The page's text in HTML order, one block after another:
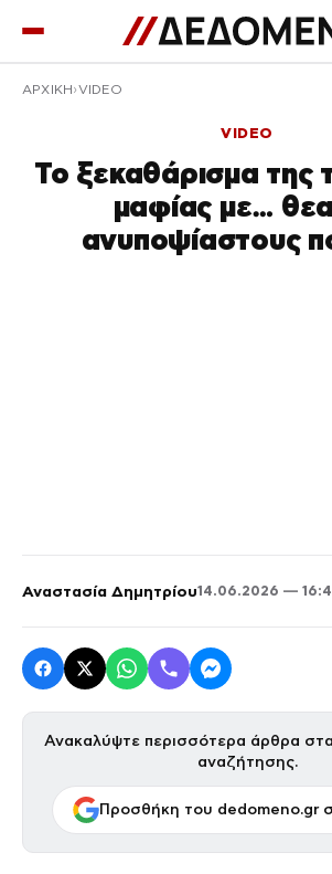
ΑΡΧΙΚΉ VIDEO
VIDEO
Το ξεκαθάρισμα της
μαφίας με…
ανυποψίαστους
Αναστασία Δημητρίου14.06.2026 —
Ανακαλύψτε περισσότερα άρθρα
αναζήτησης.
Προσθήκη του dedomeno.gr